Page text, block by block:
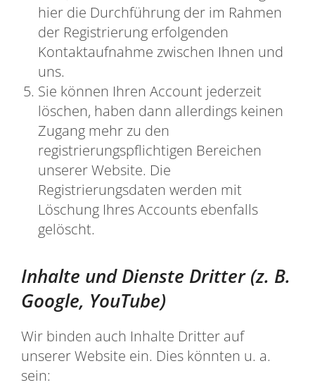
hier die Durchführung der im Rahmen
der Registrierung erfolgenden
Kontaktaufnahme zwischen Ihnen und
uns.
Sie können Ihren Account jederzeit
löschen, haben dann allerdings keinen
Zugang mehr zu den
registrierungspflichtigen Bereichen
unserer Website. Die
Registrierungsdaten werden mit
Löschung Ihres Accounts ebenfalls
gelöscht.
Inhalte und Dienste Dritter (z. B.
Google, YouTube)
Wir binden auch Inhalte Dritter auf
unserer Website ein. Dies könnten u. a.
sein: